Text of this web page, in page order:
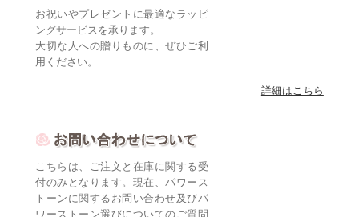
お祝いやプレゼントに最適なラッピ
ングサービスを承ります。
大切な人への贈りものに、ぜひご利
用ください。
詳細はこちら
こちらは、ご注文と在庫に関する受
付のみとなります。現在、パワース
トーンに関するお問い合わせ及びパ
ワーストーン選びについてのご質問